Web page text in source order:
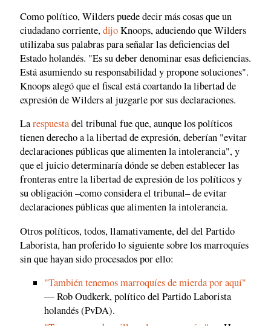
Como político, Wilders puede decir más cosas que un
ciudadano corriente,dijoKnoops, aduciendo que Wilders
utilizaba sus palabras para señalar las deficiencias del
Estado holandés. "Es su deber denominar esas deficiencias.
Está asumiendo su responsabilidad y propone soluciones".
Knoops alegó que el fiscal está coartando la libertad de
expresión de Wilders al juzgarle por sus declaraciones.
Larespuestadel tribunal fue que, aunque los políticos
tienen derecho a la libertad de expresión, deberían "evitar
declaraciones públicas que alimenten la intolerancia", y
que el juicio determinaría dónde se deben establecer las
fronteras entre la libertad de expresión de los políticos y
su obligación –como considera el tribunal– de evitar
declaraciones públicas que alimenten la intolerancia.
Otros políticos, todos, llamativamente, del del Partido
Laborista, han proferido lo siguiente sobre los marroquíes
sin que hayan sido procesados por ello:
"También tenemos marroquíes de mierda por aquí"
— Rob Oudkerk, político del Partido Laborista
holandés (PvDA).